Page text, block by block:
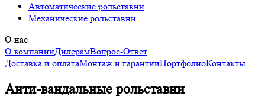
Автоматические рольставни
Механические рольставни
О нас
О компанииДилерамВопрос-Ответ
Доставка и оплатаМонтаж и гарантииПортфолиоКонтакты
Анти-вандальные рольставни